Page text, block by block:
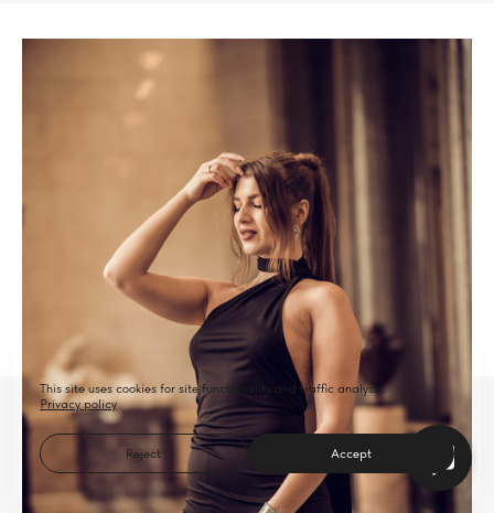
This site uses cookies for site functionality and traffic analysis.
Privacy policy
Reject Accept